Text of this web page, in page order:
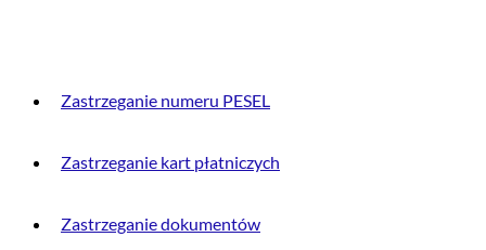
Zastrzeganie numeru PESEL
Zastrzeganie kart płatniczych
Zastrzeganie dokumentów